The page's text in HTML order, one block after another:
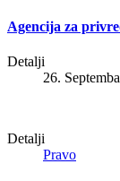
Agencija za
Detalji
26.
Detalji
Pravo